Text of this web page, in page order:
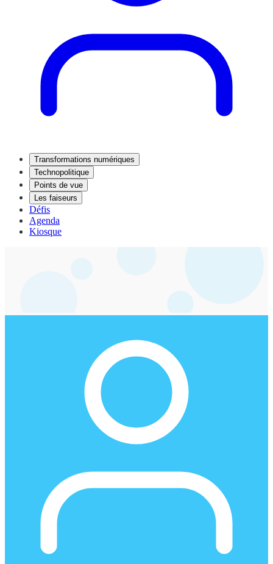
Transformations numériques
Technopolitique
Points de vue
Les faiseurs
Défis
Agenda
Kiosque